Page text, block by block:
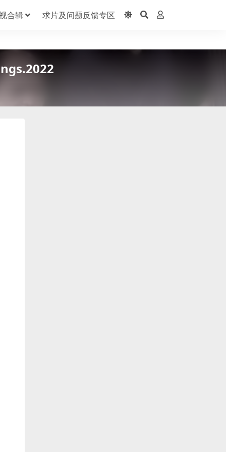
合辑 求片及问题反馈专区